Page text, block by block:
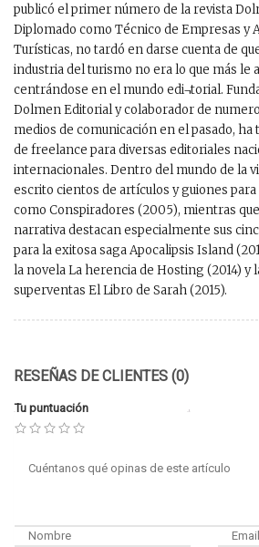
publicó el primer número de la revista
Diplomado como Técnico de Empresas y
Turísticas, no tardó en darse cuenta de
industria del turismo no era lo que más le
centrándose en el mundo edi¬torial.
Dolmen Editorial y colaborador de
medios de comunicación en el pasado, ha
de freelance para diversas editoriales
internacionales. Dentro del mundo de la
escrito cientos de artículos y guiones para
como Conspiradores (2005), mientras
narrativa destacan especialmente sus
para la exitosa saga Apocalipsis Island
la novela La herencia de Hosting (2014) y
superventas El Libro de Sarah (2015).
RESEÑAS DE CLIENTES (0)
Tu puntuación